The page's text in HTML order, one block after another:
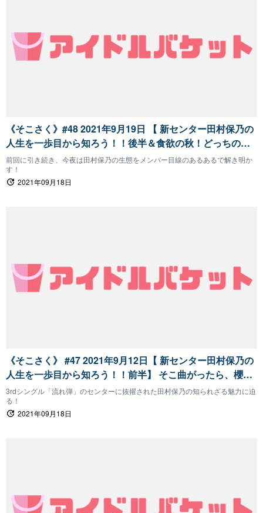
《そこさく》#48 2021年9月19日 【 新センター田村保乃の
人生を一歩目から知ろう！！後半＆食欲の秋！どっちのグ
ルメプレゼンショー！前半】そこ曲がったら、櫻坂？
前回に引き続き、今夜は田村保乃の生態をメンバー目線のあるあるで解き明か
す！
2021年09月18日
《そこさく》 #47 2021年9月12日【 新センター田村保乃の
人生を一歩目から知ろう！！前半】 そこ曲がったら、櫻
坂？
3rdシングル「流れ弾」のセンターに抜擢された田村保乃の知られざる魅力に迫
る！
2021年09月18日